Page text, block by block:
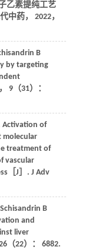
乙素提纯工艺
中药， 2022，
B
by targeting
9（31）：
Activation of
molecular
treatment of
vascular
［J］. J Adv
B
and
liver
（22）： 6882.